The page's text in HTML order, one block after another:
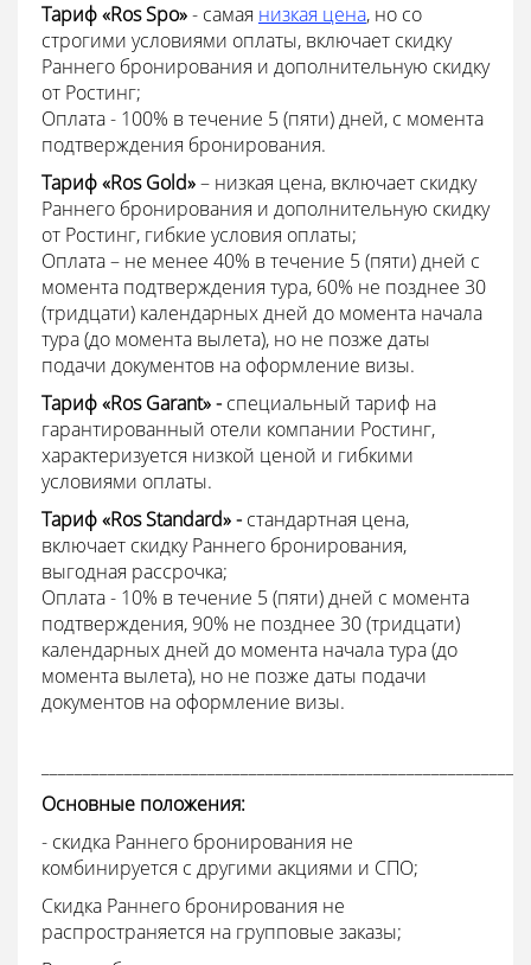
Тариф «Ros Spo»- самая низкая цена, но со
строгими условиями оплаты, включает скидку
Раннего бронирования и дополнительную скидку
от Ростинг;
Оплата - 100% в течение 5 (пяти) дней, с момента
подтверждения бронирования.
Тариф «Ros Gold»– низкая цена, включает скидку
Раннего бронирования и дополнительную скидку
от Ростинг, гибкие условия оплаты;
Оплата – не менее 40% в течение 5 (пяти) дней с
момента подтверждения тура, 60% не позднее 30
(тридцати) календарных дней до момента начала
тура (до момента вылета), но не позже даты
подачи документов на оформление визы.
Тариф «Ros Garant» - специальный тариф на
гарантированный отели компании Ростинг,
характеризуется низкой ценой и гибкими
условиями оплаты.
Тариф «Ros Standard» - стандартная цена,
включает скидку Раннего бронирования,
выгодная рассрочка;
Оплата - 10% в течение 5 (пяти) дней с момента
подтверждения, 90% не позднее 30 (тридцати)
календарных дней до момента начала тура (до
момента вылета), но не позже даты подачи
документов на оформление визы.
Основные положения:
- скидка Раннего бронирования не
комбинируется с другими акциями и СПО;
Скидка Раннего бронирования не
распространяется на групповые заказы;